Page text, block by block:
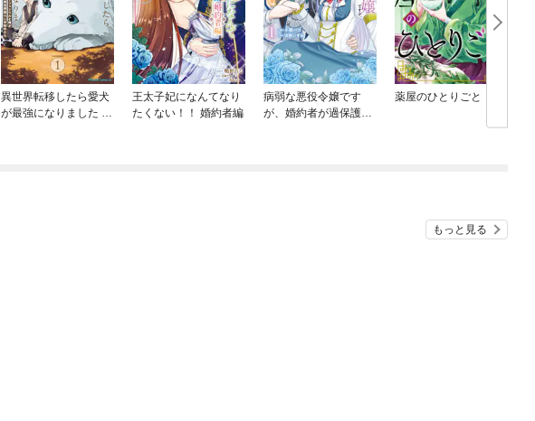
異世界転移したら愛犬
が最強になりました ～
王太子妃になんてなり
たくない！！ 婚約者編
病弱な悪役令嬢です
が、婚約者が過保護す
薬屋のひとりごと
もっと見る